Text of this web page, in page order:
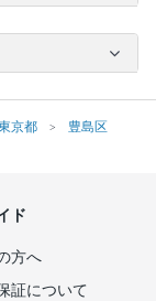
京都
豊島区
ド
方へ
証について